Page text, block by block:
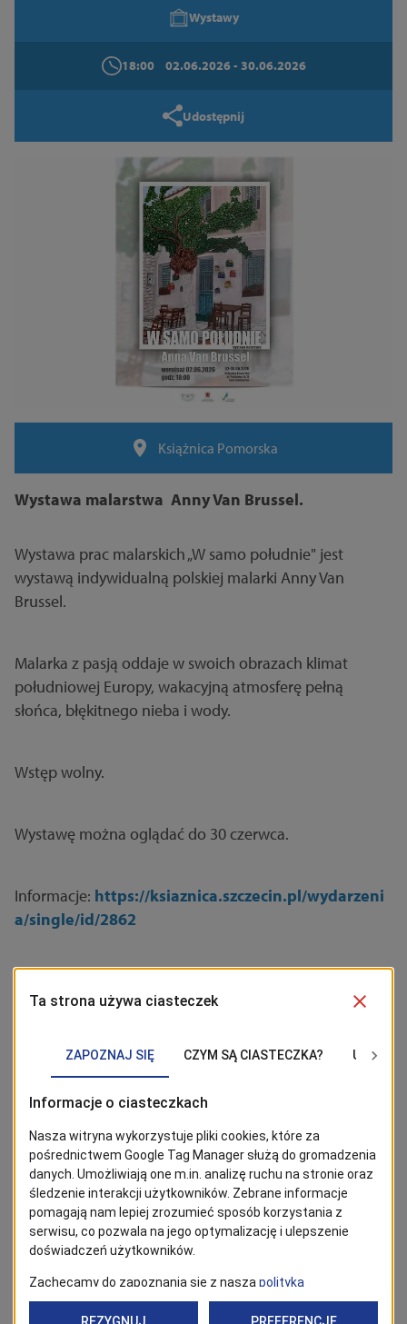
Wystawy
18:00 02.06.2026- 30.06.2026
Udostępnij
Książnica Pomorska
Wystawa malarstwa Anny Van Brussel.
Wystawa prac malarskich „W samo południe" jest
wystawą indywidualną polskiej malarki Anny Van
Brussel.
Malarka z pasją oddaje w swoich obrazach klimat
południowej Europy, wakacyjną atmosferę pełną
słońca, błękitnego nieba i wody.
Wstęp wolny.
Wystawę można oglądać do 30 czerwca.
Informacje: https://ksiaznica.szczecin.pl/wydarzeni
a/single/id/2862
BĄDŹ NA BIEŻĄCO!
wiadomościami ze Szczecina. Najbardziej interesujące wpisy
Obserwuj